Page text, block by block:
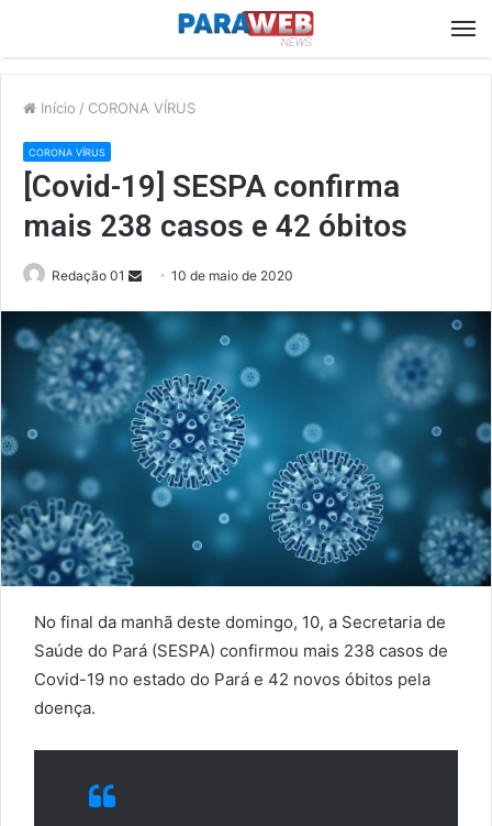
Início / CORONA VÍRUS
CORONA VÍRUS
[Covid-19] SESPA confirma
mais 238 casos e 42 óbitos
Redação 01
Send10 de maio de 2020
No final da manhã deste domingo, 10, a Secretaria de
Saúde do Pará (SESPA) confirmou mais 238 casos de
Covid-19 no estado do Pará e 42 novos óbitos pela
doença.